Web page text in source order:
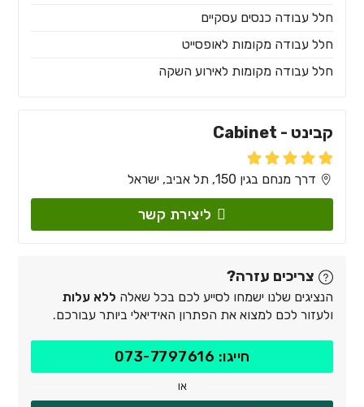
חלל עבודה כנסים עסקיים
חלל עבודה מקומות לאופסייט
חלל עבודה מקומות לאירוע השקה
קבינט - Cabinet
דרך מנחם בגין 150, תל אביב, ישראל
ליצירת קשר
צריכים עזרה?
הנציגים שלנו ישמחו לסייע לכם בכל שאלה ללא עלות
ולעזור לכם למצוא את הפתרון האידיאלי ביותר עבורכם.
חייגו: 073-7797616
או